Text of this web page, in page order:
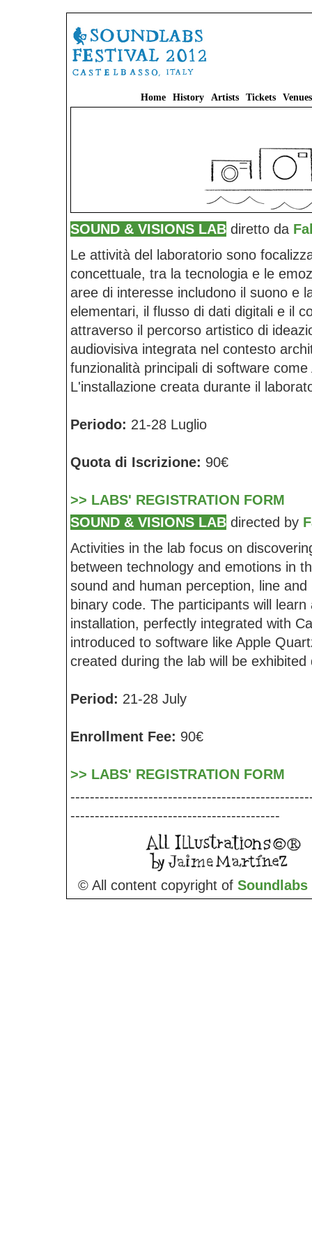
Home History Artists Tickets Venues
SOUND & VISIONS LABdiretto da
Le attività del laboratorio sono
concettuale, tra la tecnologia e le
aree di interesse includono il suono e
elementari, il flusso di dati digitali e il
attraverso il percorso artistico di
audiovisiva integrata nel contesto
funzionalità principali di software
L'installazione creata durante il
Periodo: 21-28 Luglio
Quota di Iscrizione: 90€
>> LABS' REGISTRATION FORM
SOUND & VISIONS LABdirected by
Activities in the lab focus on
between technology and emotions in
sound and human perception, line
binary code. The participants will
installation, perfectly integrated with
introduced to software like Apple
created during the lab will be
Period: 21-28 July
Enrollment Fee: 90€
>> LABS' REGISTRATION FORM
-------------------------------------------
© All content copyright of Soundlabs